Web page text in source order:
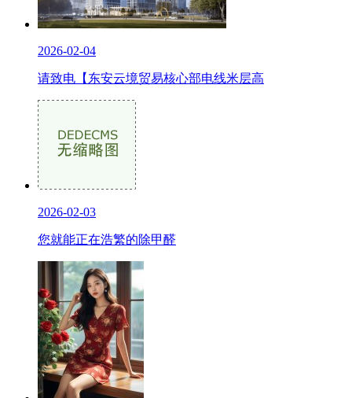
2026-02-04
请致电【东安云境贸易核心部电线米层高
2026-02-03
您就能正在浩繁的除甲醛